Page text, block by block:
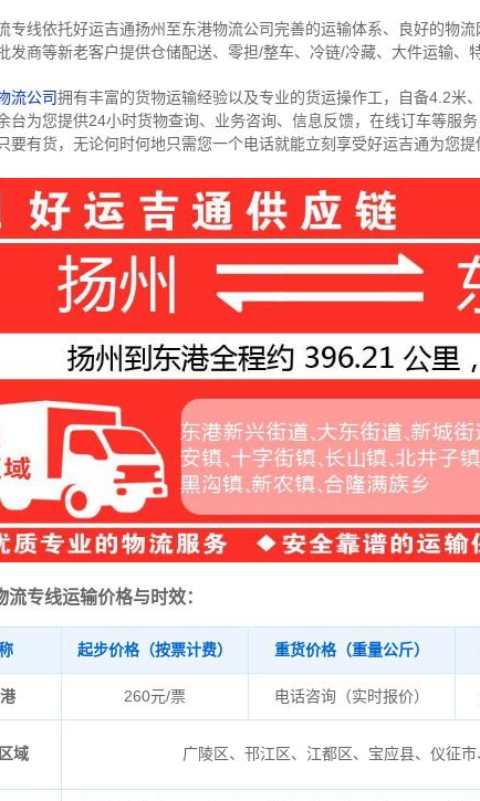
专线依托好运吉通扬州至东港物流公司完善的运输体系、良好的物
发商等新老客户提供仓储配送、零担/整车、冷链/冷藏、大件运输、
流公司拥有丰富的货物运输经验以及专业的货运操作工，自备4.2
台为您提供24小时货物查询、业务咨询、信息反馈，在线订车等服务
要有货，无论何时何地只需您一个电话就能立刻享受好运吉通为您
流专线运输价格与时效：
起步价格（按票计费） 重货价格（重量公斤）
260元/票 电话咨询（实时报价）
域 广陵区、邗江区、江都区、宝应县、仪征